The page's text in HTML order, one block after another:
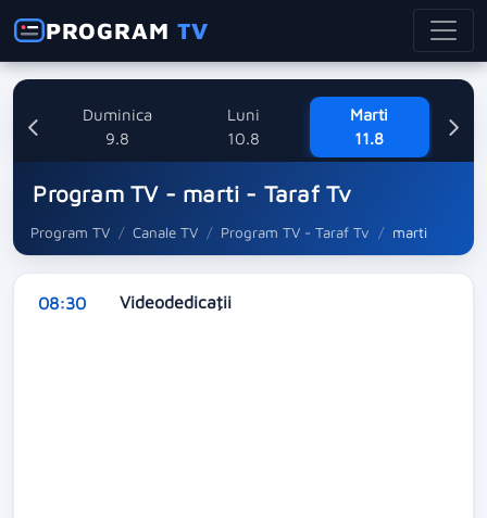
PROGRAMTV
Duminica
9.8
Luni
10.8
Marti
11.8
Program TV - marti - Taraf Tv
Program TV Canale TV Program TV - Taraf Tv marti
08:30 Videodedicaţii